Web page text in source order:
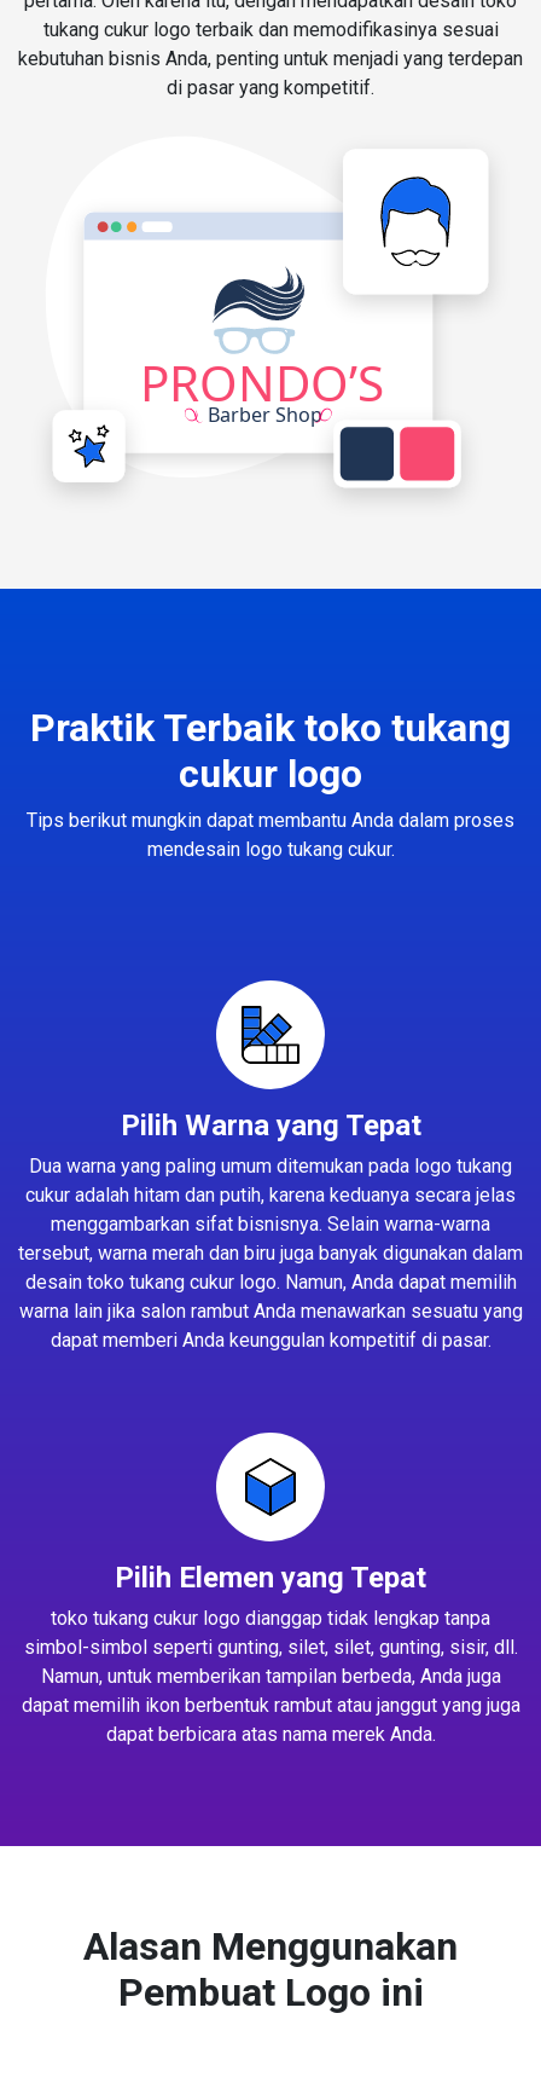
tukang cukur logo terbaik dan memodifikasinya sesuai
kebutuhan bisnis Anda, penting untuk menjadi yang terdepan
di pasar yang kompetitif.
Praktik Terbaik toko tukang
cukur logo
Tips berikut mungkin dapat membantu Anda dalam proses
mendesain logo tukang cukur.
Pilih Warna yang Tepat
Dua warna yang paling umum ditemukan pada logo tukang
cukur adalah hitam dan putih, karena keduanya secara jelas
menggambarkan sifat bisnisnya. Selain warna-warna
tersebut, warna merah dan biru juga banyak digunakan dalam
desain toko tukang cukur logo. Namun, Anda dapat memilih
warna lain jika salon rambut Anda menawarkan sesuatu yang
dapat memberi Anda keunggulan kompetitif di pasar.
Pilih Elemen yang Tepat
toko tukang cukur logo dianggap tidak lengkap tanpa
simbol-simbol seperti gunting, silet, silet, gunting, sisir, dll.
Namun, untuk memberikan tampilan berbeda, Anda juga
dapat memilih ikon berbentuk rambut atau janggut yang juga
dapat berbicara atas nama merek Anda.
Alasan Menggunakan
Pembuat Logo ini